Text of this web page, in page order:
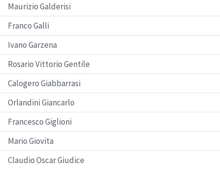
Maurizio Galderisi
Franco Galli
Ivano Garzena
Rosario Vittorio Gentile
Calogero Giabbarrasi
Orlandini Giancarlo
Francesco Giglioni
Mario Giovita
Claudio Oscar Giudice